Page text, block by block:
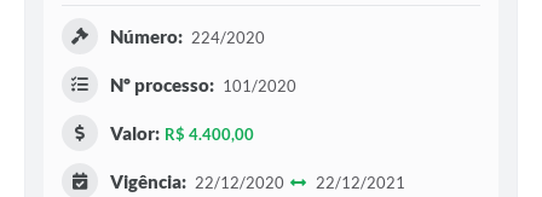
Número: 224/2020
Nº processo: 101/2020
Valor: R$ 4.400,00
Vigência: 22/12/2020 22/12/2021